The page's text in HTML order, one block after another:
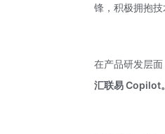
锋，积极拥抱技
在产品研发层
汇联易 Copilot。